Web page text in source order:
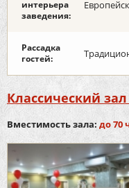
интерьера
заведения:
Рассадка
гостей:
Классический
Вместимость зала: до 70